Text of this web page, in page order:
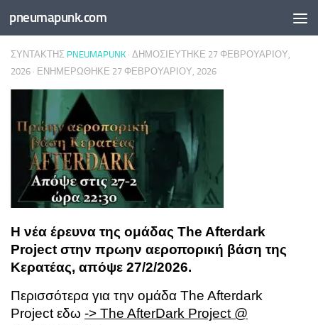
Skip to content
pneumapunk.com
ΣΥΝΤΆΚΤΗΣ PNEUMAPUNK · ΔΗΜΟΣΙΕΎΤΗΚΕ 27 ΦΕΒΡΟΥΑΡΊΟΥ,
2026 · ΕΝΗΜΕΡΏΘΗΚΕ 27 ΦΕΒΡΟΥΑΡΊΟΥ, 2026
Η νέα έρευνα της ομάδας The Afterdark
Project στην πρωην αεροπορική βάση της
Κερατέας, απόψε 27/2/2026.
Περισσότερα για την ομάδα The Afterdark
Project εδω -> The AfterDark Project @